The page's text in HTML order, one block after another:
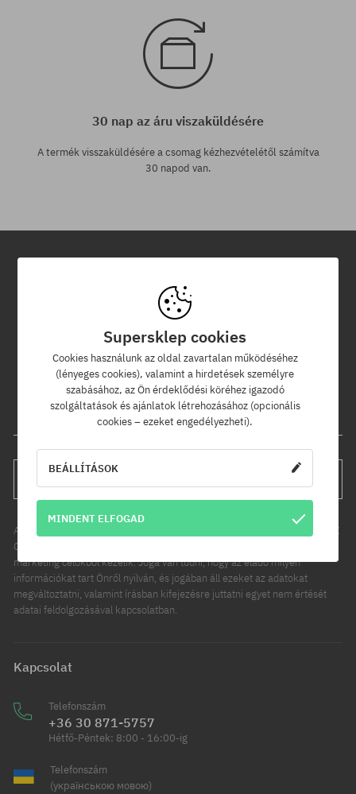
30 nap az áru viszaküldésére
A termék visszaküldésére a csomag kézhezvételétől számítva
30 napod van.
Hírlevél
Iratkozz fel hírlevelünkre és értesülj az elsők között új termékeinkről
és kedvezményeinkről!
Ráadásul kapsz egy -5% kedvezménykódot az egész
rendelésedre!
Az Ön személyes adatainak kezelője a COOL SPORT DISTRIBUTION SP Z
O O, székhelye: Modlniczka, ul. Handlowców 2. Személyes adatait
marketing célokból kezelik. Joga van tudni, hogy az eladó milyen
információkat tart Önről nyilván, és jogában áll ezeket az adatokat
megváltoztatni, valamint írásban kifejezésre juttatni egyet nem értését
adatai feldolgozásával kapcsolatban.
Kapcsolat
Telefonszám
+36 30 871-5757
Hétfő-Péntek: 8:00 - 16:00-ig
Telefonszám
(українською мовою)
Supersklep cookies
Cookies használunk az oldal zavartalan működéséhez
(lényeges cookies), valamint a hirdetések személyre
szabásához, az Ön érdeklődési köréhez igazodó
szolgáltatások és ajánlatok létrehozásához (opcionális
cookies – ezeket engedélyezheti).
BEÁLLÍTÁSOK
MINDENT ELFOGAD